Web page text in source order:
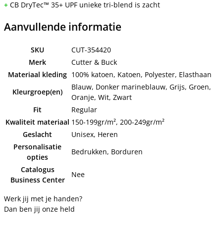
+ CB DryTec™ 35+ UPF unieke tri-blend is zacht
Aanvullende informatie
SKU
CUT-354420
Merk
Cutter & Buck
Materiaal kleding 100% katoen, Katoen, Polyester, Elasthaan
Kleurgroep(en)
Blauw, Donker marineblauw, Grijs, Groen,
Oranje, Wit, Zwart
Fit
Regular
Kwaliteit materiaal 150-199gr/m², 200-249gr/m²
Geslacht
Unisex, Heren
Personalisatie
opties
Bedrukken, Borduren
Catalogus
Business Center
Nee
Werk jij met je handen?
Dan ben jij onze held